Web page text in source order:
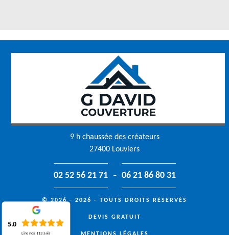
9 h chaussée des créateurs
27400 Louviers
02 52 56 21 71 - 06 21 86 80 31
© 2026 - 2026 - TOUTS DROITS RÉSERVÉS
DEVIS GRATUIT
5.0
Lire nos 113 avis